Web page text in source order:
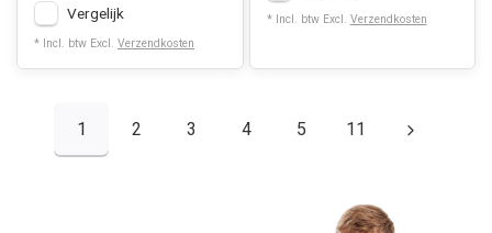
Vergelijk
* Incl. btw Excl. Verzendkosten
* Incl. btw Excl. Verzendkosten
1 2 3 4 5 11